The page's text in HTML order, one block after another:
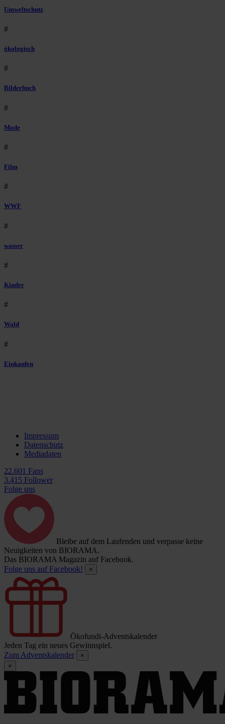
Umweltschutz
#
ökologisch
#
Bilderbuch
#
Mode
#
Film
#
WWF
#
wasser
#
Kinder
#
Wald
#
Einkaufen
Impressum
Datenschutz
Mediadaten
22.601 Fans
3.415 Follower
Folge uns
Bleibe auf dem Laufenden und verpasse keine
Neuigkeiten von BIORAMA.
Das BIORAMA Magazin auf Facebook.
Folge uns auf Facebook!
×
Ökofundi-Adventskalender
Jeden Tag ein neues Gewinnspiel.
Zum Adventskalender
×
×